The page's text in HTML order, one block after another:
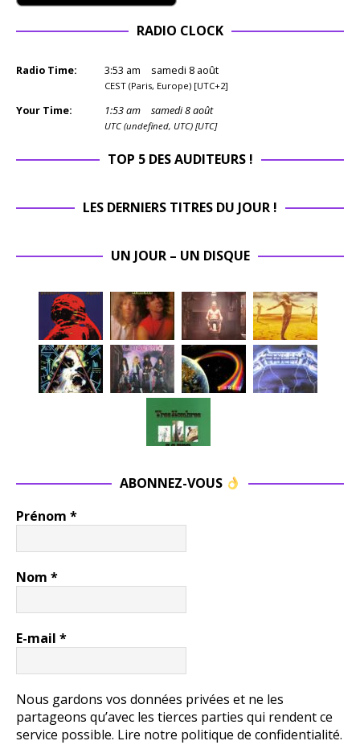
RADIO CLOCK
Radio Time: 3:53 am samedi 8 août
CEST (Paris, Europe) [UTC+2]
Your Time: 1:53am samedi 8 août
UTC (undefined, UTC) [UTC]
TOP 5 DES AUDITEURS !
LES DERNIERS TITRES DU JOUR !
UN JOUR – UN DISQUE
ABONNEZ-VOUS
Prénom *
Nom *
E-mail *
Nous gardons vos données privées et ne les
partageons qu’avec les tierces parties qui rendent ce
service possible. Lire notre politique de confidentialité.